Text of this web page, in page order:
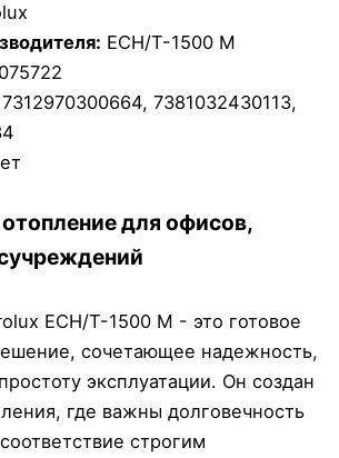
ECH/T-1500 M
7312970300664, 7381032430113,
для офисов,
ECH/T-1500 M - это готовое
сочетающее надежность,
эксплуатации. Он создан
где важны долговечность
строгим